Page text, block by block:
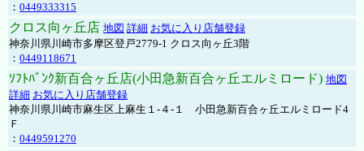
： 0449333315
クロス向ヶ丘店 地図 詳細 お気に入り店舗登録
神奈川県川崎市多摩区登戸2779-1 クロス向ヶ丘3階
： 0449118671
ｿﾌﾄﾊﾞﾝｸ新百合ヶ丘店(小田急新百合ヶ丘エルミロード) 地図
詳細 お気に入り店舗登録
神奈川県川崎市麻生区上麻生１-４-１ 小田急新百合ヶ丘エルミロード4
Ｆ
： 0449591270